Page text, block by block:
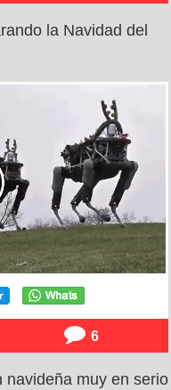
la Navidad del
6
navideña muy en serio